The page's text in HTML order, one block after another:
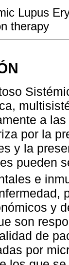
Lupus
therapy
a
por la
y la
pueden
e
y
son
de
por